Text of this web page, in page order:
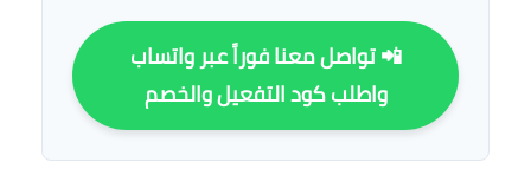
📲 تواصل معنا فوراً عبر واتساب
واطلب كود التفعيل والخصم